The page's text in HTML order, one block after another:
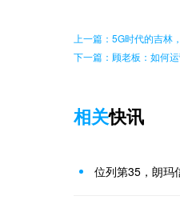
上一篇：5G时代的吉林
下一篇：顾老板：如何
相关快讯
位列第35，朗玛